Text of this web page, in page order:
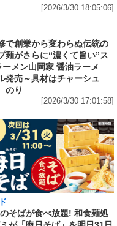
[2026/3/30 18:05:06]
で創業から変わらぬ伝統の
麺がさらに“濃くて旨い”ス
メン山岡家 醤油ラーメ
発売～具材はチャーシュ
のり
[2026/3/30 17:01:58]
そばが食べ放題! 和食麺処